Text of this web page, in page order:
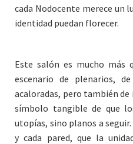
cada Nodocente merece un
identidad puedan florecer.
Este salón es mucho más
escenario de plenarios,
acaloradas, pero también de
símbolo tangible de que
utopías, sino planos a
y cada pared, que la